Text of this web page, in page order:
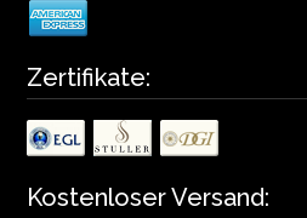
Zertifikate:
Kostenloser Versand: